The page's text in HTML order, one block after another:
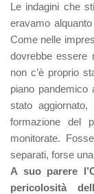
Le indagini che
eravamo
Come nelle
dovrebbe essere
non c’è proprio
piano pandemico
stato
formazione del
monitorate.
separati, forse
A suo parere
pericolosità